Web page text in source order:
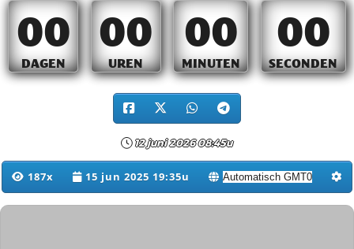
00
DAGEN
00
UREN
00
MINUTEN
00
SECONDEN
12 juni 2026 08:45u
187x 15 jun 2025 19:35u